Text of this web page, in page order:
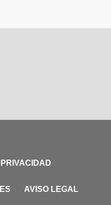
AVISO LEGAL